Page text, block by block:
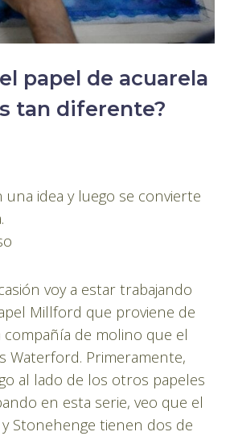
papel de acuarela
tan diferente?
una idea y luego se convierte
voy a estar trabajando
Millford que proviene de
compañía de molino que el
Waterford. Primeramente,
al lado de los otros papeles
en esta serie, veo que el
Stonehenge tienen dos de